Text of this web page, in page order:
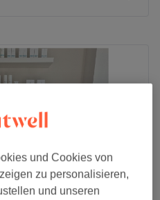
09:00–18:00
18:00
09:00–18:00
und Cookies von
zu personalisieren,
und unseren